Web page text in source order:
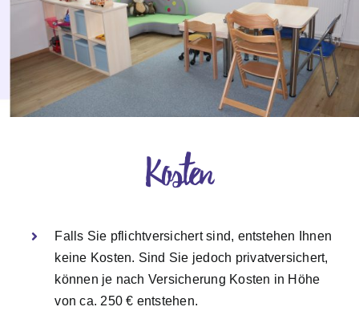
Kosten
Falls Sie pflichtversichert sind, entstehen Ihnen
keine Kosten. Sind Sie jedoch privatversichert,
können je nach Versicherung Kosten in Höhe
von ca. 250 € entstehen.